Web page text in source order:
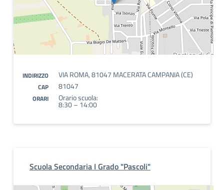
INDIRIZZO VIA ROMA, 81047 MACERATA CAMPANIA (CE)
CAP 81047
ORARI Orario scuola:
8:30 – 14:00
Scuola Secondaria I Grado "Pascoli"